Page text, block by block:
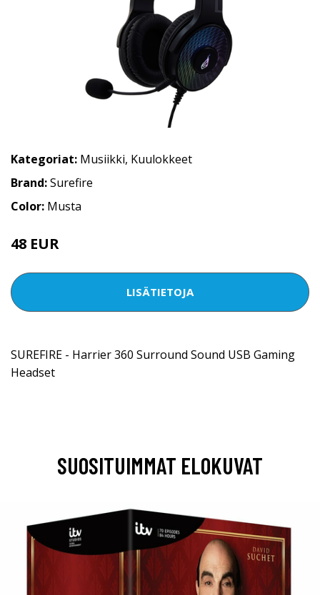
Kategoriat: Musiikki, Kuulokkeet
Brand:Surefire
Color: Musta
48 EUR
LISÄTIETOJA
SUREFIRE - Harrier 360 Surround Sound USB Gaming
Headset
SUOSITUIMMAT ELOKUVAT